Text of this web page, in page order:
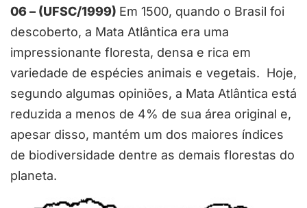
06 – (UFSC/1999) Em 1500, quando o Brasil foi
descoberto, a Mata Atlântica era uma
impressionante floresta, densa e rica em
variedade de espécies animais e vegetais. Hoje,
segundo algumas opiniões, a Mata Atlântica está
reduzida a menos de 4% de sua área original e,
apesar disso, mantém um dos maiores índices
de biodiversidade dentre as demais florestas do
planeta.